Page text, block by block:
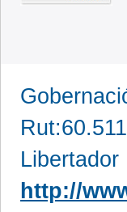
Libertador
http://